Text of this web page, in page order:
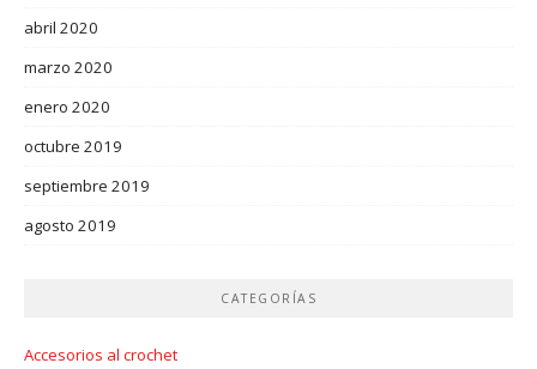
abril 2020
marzo 2020
enero 2020
octubre 2019
septiembre 2019
agosto 2019
CATEGORÍAS
Accesorios al crochet